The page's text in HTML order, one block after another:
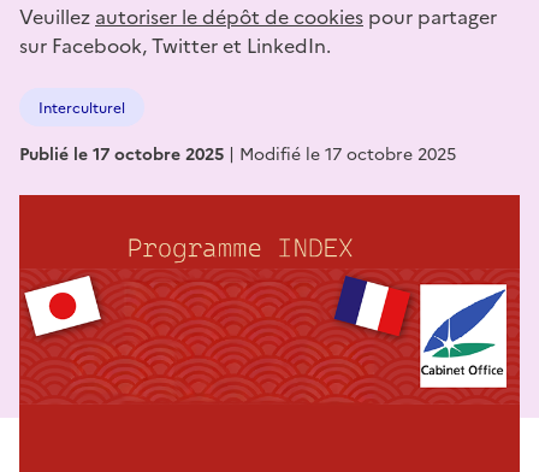
Veuillez autoriser le dépôt de cookies pour partager
sur Facebook, Twitter et LinkedIn.
Interculturel
Publié le 17 octobre 2025 | Modifié le 17 octobre 2025